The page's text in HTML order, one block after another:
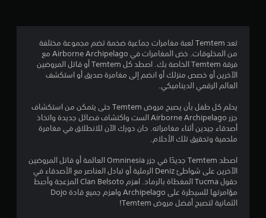
0
8
ج
و
م
تعد Temtem لعبة مغامرات جماعية ضخمة تضم مجموعة مختلفة
من المخلوقات. خض المغامرات في Airborne Archipelago مع
فرقة Temtem الخاصة بك. اصطد كل Temtem أو قاتل المروضين
الآخرين أو خصص منزلك أو انضم إلى مغامرة صديق أو استكشف
العالم الرقمي الديناميكي.
يحلم كل طفل بأن يصبح مروض Temtem حتى يتمكن من استكشاف
جزر Airborne Archipelago الست واكتشاف فصائل جديدة واتخاذ
أصدقاء جيدين أثناء مغامراته. حان دورك الآن للانطلاق في مغامرة
ملحمية وتحقيق تلك الأحلام.
اصطد Temtem جديدًا في جزر Omninesia العائمة أو قاتل المروضين
الآخرين على شواطئ Deniz الرملية أو تبادل العناصر مع الأصدقاء في
حقول Tucma المغطاة بالرماد. اهزم Clan Belsoto المزعجة وأحبط
مؤامرتها للسيطرة على Archipelago واهزم جميع قادة Dojo
الثمانية لتصبح أفضل مروض Temtem!